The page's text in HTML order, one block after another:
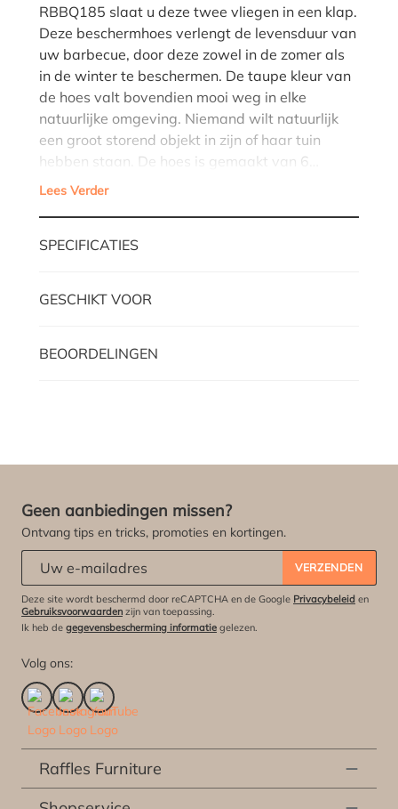
RBBQ185 slaat u deze twee vliegen in een klap.
Deze beschermhoes verlengt de levensduur van
uw barbecue, door deze zowel in de zomer als
in de winter te beschermen. De taupe kleur van
de hoes valt bovendien mooi weg in elke
natuurlijke omgeving. Niemand wilt natuurlijk
een groot storend objekt in zijn of haar tuin
hebben staan. De hoes is gemaakt van 6…
Lees Verder
SPECIFICATIES
GESCHIKT VOOR
BEOORDELINGEN
Geen aanbiedingen missen?
Ontvang tips en tricks, promoties en kortingen.
VERZENDEN
Deze site wordt beschermd door reCAPTCHA en de Google Privacybeleid en
Gebruiksvoorwaarden zijn van toepassing.
Ik heb de gegevensbescherming informatie gelezen.
Volg ons:
Raffles Furniture